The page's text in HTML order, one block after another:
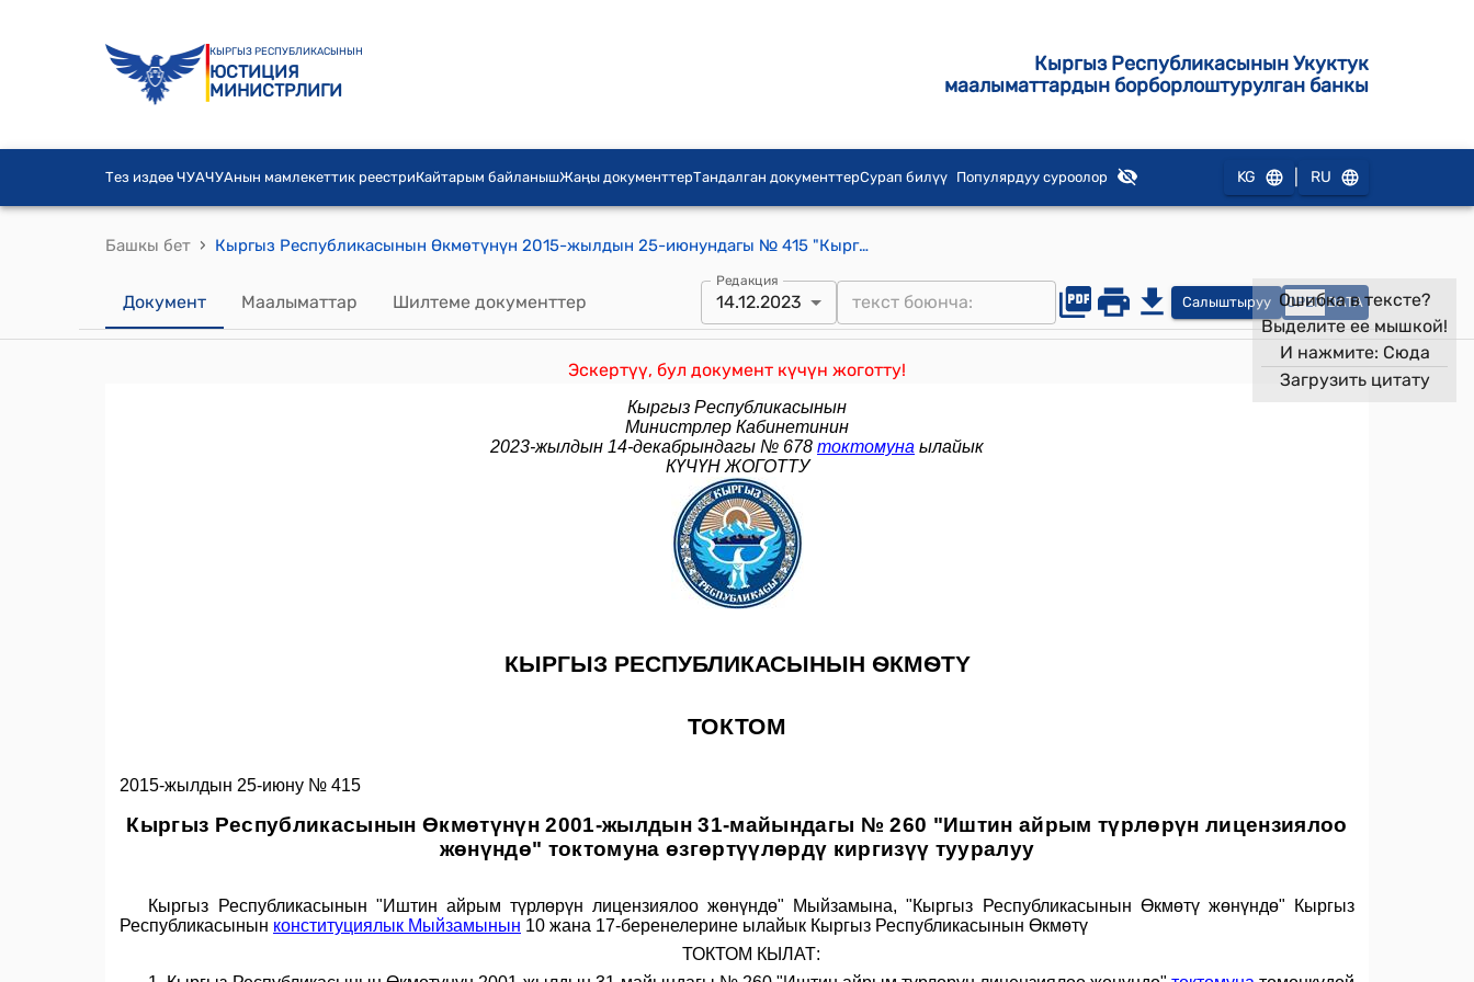
КЫРГЫЗ РЕСПУБЛИКАСЫНЫН
ЮСТИЦИЯ
МИНИСТРЛИГИ
Кыргыз Республикасынын Укуктук
маалыматтардын борборлоштурулган банкы
Тез издөө ЧУАЧУАнын мамлекеттик реестриКайтарым байланышЖаңы документтерТандалган документтерСурап билүү Популярдуу суроолор KG RU
Башкы бет › Кыргыз Республикасынын Өкмөтүнүн 2015-жылдын 25-июнундагы № 415 "Кыргыз Республикасынын Өкмөтүнүн 2001-жылдын 31-майындагы № 260 "Иштин айрым түрлөрүн лицензиялоо жөнүндө" токтомуна өзгөртүүлөрдү киргизүү тууралуу" токтому
Документ Маалыматтар Шилтеме документтер
Редакция
14.12.2023 Салыштыруу OPEN DATA
Эскертүү, бул документ күчүн жоготту!
Ошибка в тексте?
Выделите ее мышкой!
И нажмите: Сюда
Загрузить цитату